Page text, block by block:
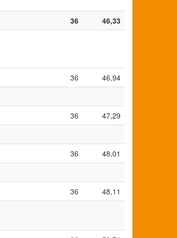
36
46,33
36
46,94
36
47,29
36
48,01
36
48,11